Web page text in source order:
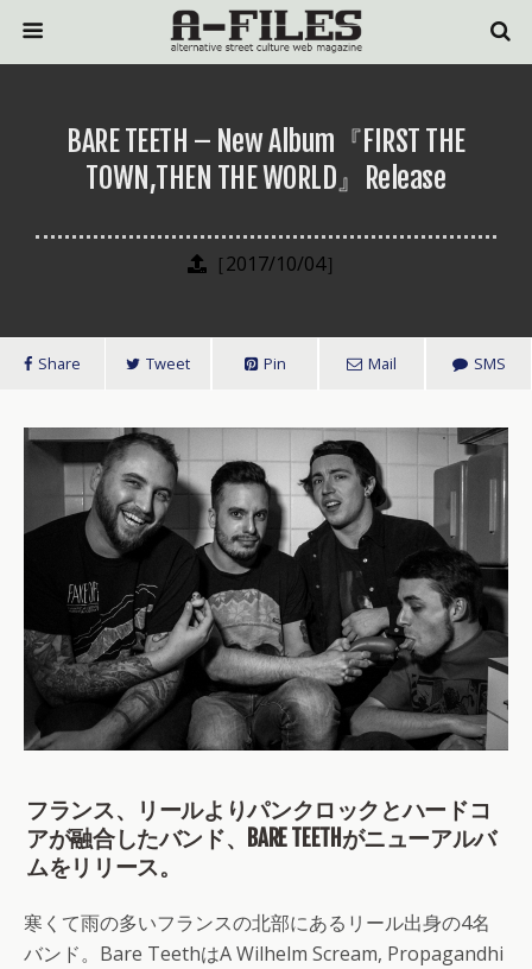
BARE TEETH – New Album『FIRST THE
TOWN,THEN THE WORLD』Release
［2017/10/04］
Share Tweet Pin Mail SMS
フランス、リールよりパンクロックとハードコ
アが融合したバンド、BARE TEETHがニューアルバ
ムをリリース。
寒くて雨の多いフランスの北部にあるリール出身の4名
バンド。Bare TeethはA Wilhelm Scream, Propagandhi